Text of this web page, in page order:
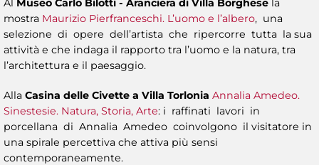
Al Museo Carlo Bilotti - Aranciera di Villa Borghese la
mostra Maurizio Pierfranceschi. L’uomo e l’albero, una
selezione di opere dell’artista che ripercorre tutta la sua
attività e che indaga il rapporto tra l’uomo e la natura, tra
l’architettura e il paesaggio.
Alla Casina delle Civette a Villa Torlonia Annalia Amedeo.
Sinestesie. Natura, Storia, Arte: i raffinati lavori in
porcellana di Annalia Amedeo coinvolgono il visitatore in
una spirale percettiva che attiva più sensi
contemporaneamente.